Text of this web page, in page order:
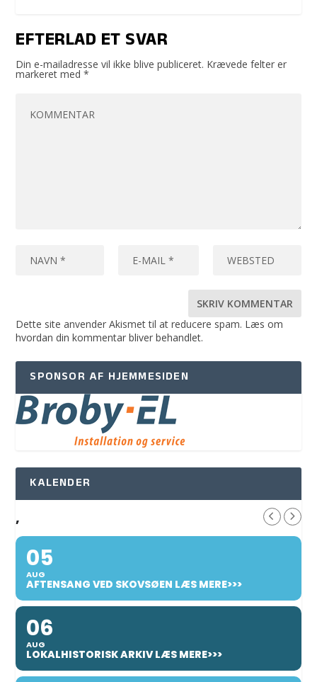
EFTERLAD ET SVAR
Din e-mailadresse vil ikke blive publiceret. Krævede felter er
markeret med*
Dette site anvender Akismet til at reducere spam. Læs om
hvordan din kommentar bliver behandlet.
SPONSOR AF HJEMMESIDEN
KALENDER
,
05
AUG
AFTENSANG VED SKOVSØEN LÆS MERE>>>
06
AUG
LOKALHISTORISK ARKIV LÆS MERE>>>